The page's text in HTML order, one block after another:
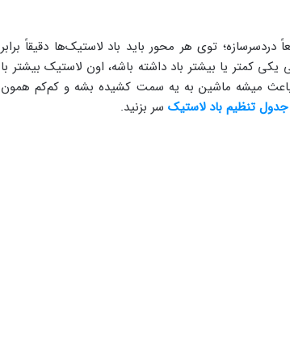
توی هر محور باید باد لاستیک‌ها دقیقاً برابر
کمتر یا بیشتر باد داشته باشه، اون لاستیک بیشتر با
باعث میشه ماشین به یه سمت کشیده بشه و کم‌کم همون
جدول تنظیم باد لاستیک سر بزنید.